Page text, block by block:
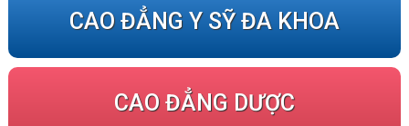
CAO ĐẲNG Y SỸ ĐA KHOA
CAO ĐẲNG DƯỢC